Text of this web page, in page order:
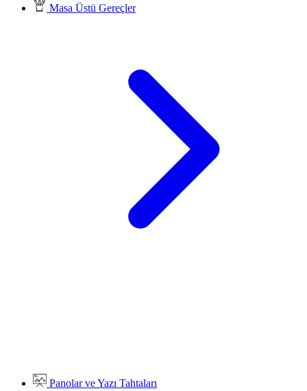
Masa Üstü Gereçler
Panolar ve Yazı Tahtaları